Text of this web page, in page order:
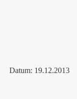
Datum: 19.12.2013